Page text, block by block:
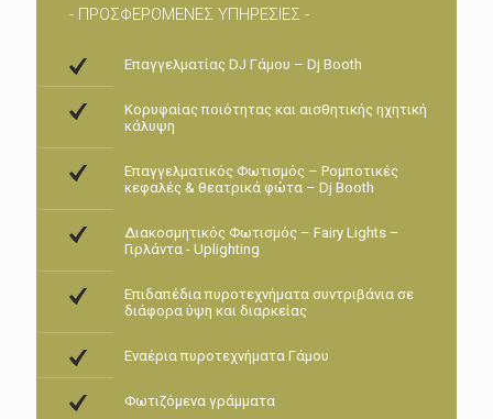
- ΠΡΟΣΦΕΡΟΜΕΝΕΣ ΥΠΗΡΕΣΙΕΣ -
Επαγγελματίας DJ Γάμου – Dj Booth
Κορυφαίας ποιότητας και αισθητικής ηχητική
κάλυψη
Επαγγελματικός Φωτισμός – Ρομποτικές
κεφαλές & θεατρικά φώτα – Dj Booth
Διακοσμητικός Φωτισμός – Fairy Lights –
Γιρλάντα - Uplighting
Επιδαπέδια πυροτεχνήματα συντριβάνια σε
διάφορα ύψη και διαρκείας
Εναέρια πυροτεχνήματα Γάμου
Φωτιζόμενα γράμματα